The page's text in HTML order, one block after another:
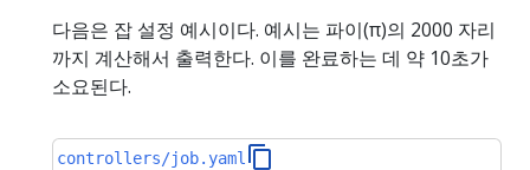
다음은 잡 설정 예시이다. 예시는 파이(π)의 2000 자리
까지 계산해서 출력한다. 이를 완료하는 데 약 10초가
소요된다.
controllers/job.yaml